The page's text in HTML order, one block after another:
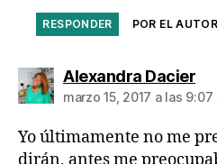
RESPONDER POR EL
Alexandra Dacier
marzo 15, 2017 a las 9:07
Yo últimamente no me